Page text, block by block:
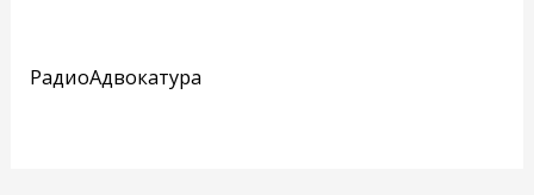
РадиоАдвокатура